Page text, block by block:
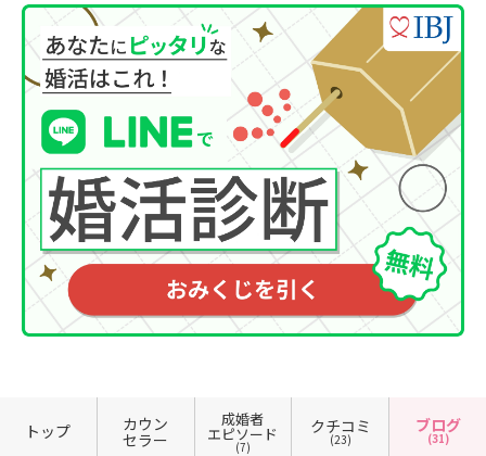
トップ カウン
セラー
成婚者
エピソード
(7)
クチコミ
(23)
ブログ
(31)